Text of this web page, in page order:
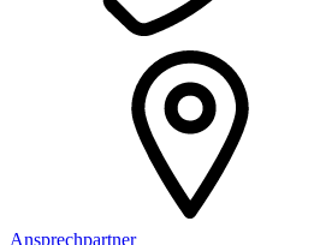
Ansprechpartner